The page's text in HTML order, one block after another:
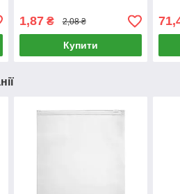
1,87₴ 2,08 ₴
Купити